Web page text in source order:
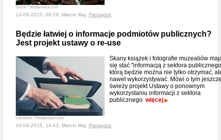
DeZet / Shutterstock.com
14-09-2015, 09:29, Marcin Maj, Pieniądze
Będzie łatwiej o informacje podmiotów publicznych?
Jest projekt ustawy o re-use
LoloStock / Shutterstock.com
Skany książek i fotografie muzealiów
się stać "informacją z sektora
którą będzie można nie tylko otrzymać,
nawet wykorzystywać. Mówi o tym
świeży projekt Ustawy o ponownym
wykorzystaniu informacji z sektora
publicznego więcej
03-09-2015, 14:43, Marcin Maj, Pieniądze